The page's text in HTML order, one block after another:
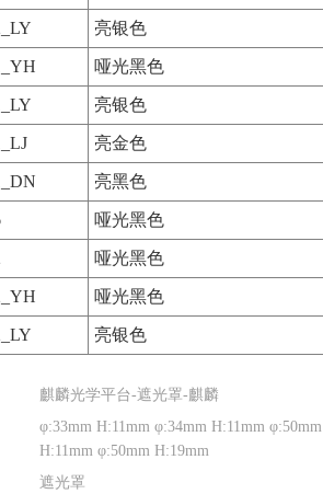
亮银色
哑光黑色
亮银色
亮金色
亮黑色
哑光黑色
哑光黑色
哑光黑色
亮银色
麒麟光学平台-遮光罩-麒麟
φ:33mm H:11mm φ:34mm H:11mm φ:50mm
H:11mm φ:50mm H:19mm
遮光罩